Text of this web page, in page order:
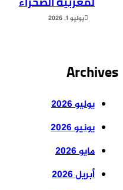
يوليو 2026
يونيو 2026
مايو 2026
أبريل 2026